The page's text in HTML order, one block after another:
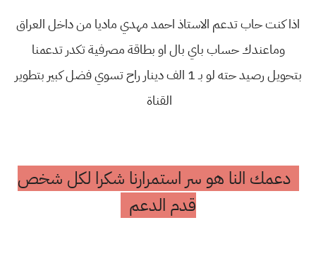
اذا كنت حاب تدعم الاستاذ احمد مهدي ماديا من داخل العراق
وماعندك حساب باي بال او بطاقة مصرفية تكدر تدعمنا
بتحويل رصيد حته لو بـ 1 الف دينار راح تسوي فضل كبير بتطوير
القناة
دعمك النا هو سر استمرارنا شكرا لكل شخص
قدم الدعم